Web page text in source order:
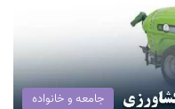
جامعه و خانواده